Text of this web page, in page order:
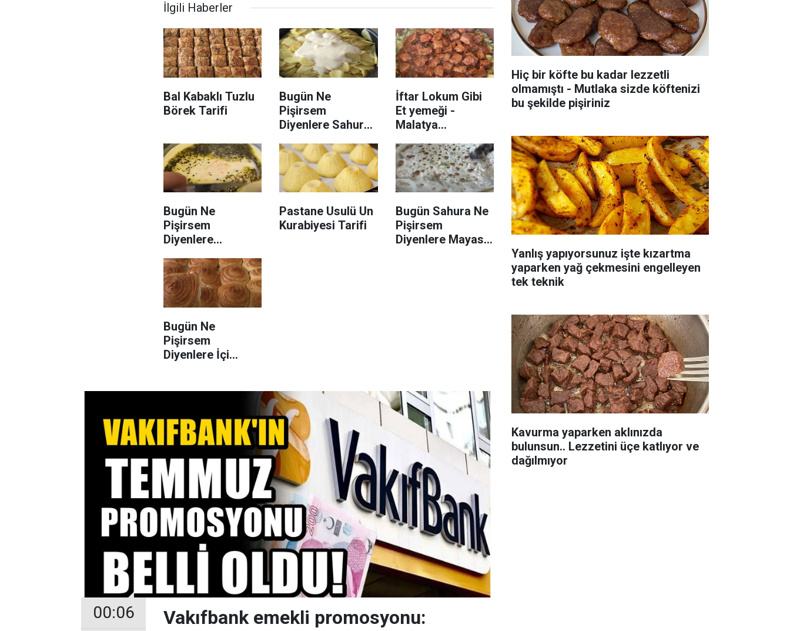
İlgili Haberler
Bal Kabaklı Tuzlu
Börek Tarifi
Bugün Ne
Pişirsem
Diyenlere Sahurda
En Lezzetli
Patatesli Tarifler
İftar Lokum Gibi
Et yemeği -
Malatya
Geleli Kebabı
Tarifi
Bugün Ne
Pişirsem
Diyenlere
Yoğurt Çorbası
Tarifi
Pastane Usulü Un
Kurabiyesi Tarifi
Bugün Sahura Ne
Pişirsem
Diyenlere Mayasız
Bugün Ne
Pişirsem
Diyenlere İçi
00:06
Vakıfbank emekli promosyonu:
Hiç bir köfte bu kadar lezzetli
olmamıştı - Mutlaka sizde köftenizi
bu şekilde pişiriniz
Yanlış yapıyorsunuz işte kızartma
yaparken yağ çekmesini engelleyen
tek teknik
Kavurma yaparken aklınızda
bulunsun.. Lezzetini üçe katlıyor ve
dağılmıyor